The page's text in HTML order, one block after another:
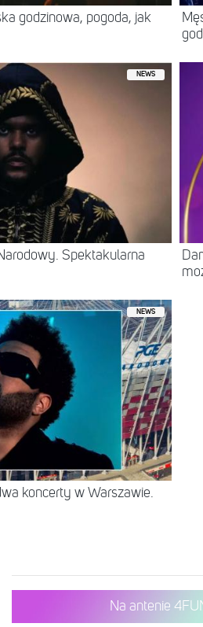
godzinowa, pogoda, jak
NEWS
Spektakularna
NEWS
koncerty w Warszawie.
Na antenie